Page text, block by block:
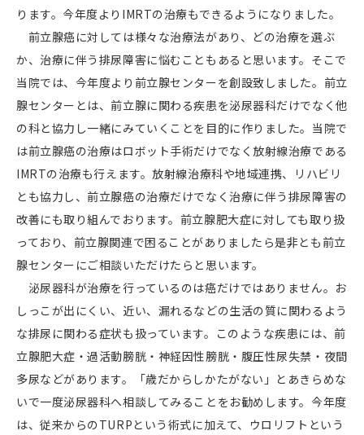
ります。今年度より IMRTの治療もできるようになりました。
前立腺癌に対しては様々な治療法があり、どの治療を選ぶ
か、治療に伴う排尿障害に悩むこともあると思います。そこで
当院では、今年度より前立腺センターを創設致しました。前立
腺センターとは、前立腺に関わる疾患を泌尿器科だけでなく他
の科と協力し一緒にみていくことを目的に作りました。当院で
は前立腺癌の治療はロボット手術だけでなく放射線治療である
IMRTの治療も行えます。放射線治療科や地域連携、リハビリ
とも協力し、前立腺癌の治療だけでなく治療に伴う排尿障害の
改善にも取り組んでおります。前立腺肥大症に対しても取り扱
っており、前立腺関連で困ることがありましたら是非とも前立
腺センターにご相談いただけたらと思います。
泌尿器科が治療を行っているのは癌だけではありません。お
しっこが出にくい、近い、漏れるなどの生活の質に関わるよう
な排尿に関わる症状も扱っています。このような疾患には、前
立腺肥大症・過活動膀胱・神経因性膀胱・腹圧性尿失禁・夜間
多尿などがあります。「歳だからしかたがない」とあきらめな
いで一度泌尿器科へ相談してみることをお勧めします。今年度
は、従来からのTURPという術式に加えて、ウロリフトという